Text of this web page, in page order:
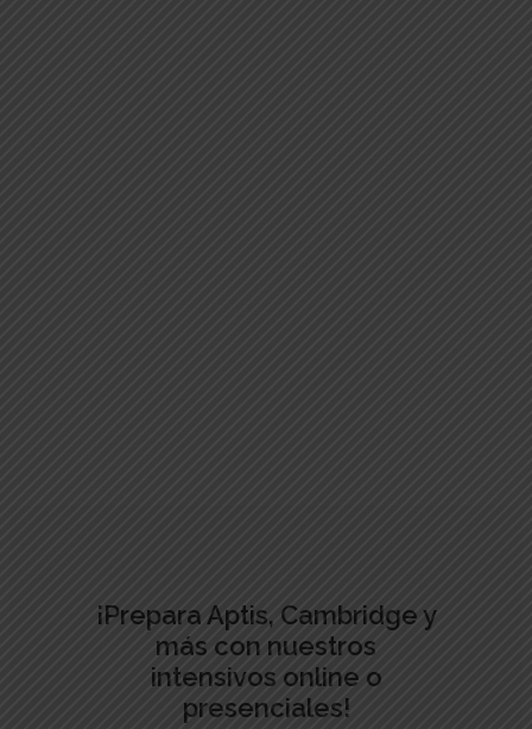
¡Prepara Aptis, Cambridge y
más con nuestros
intensivos online o
presenciales!